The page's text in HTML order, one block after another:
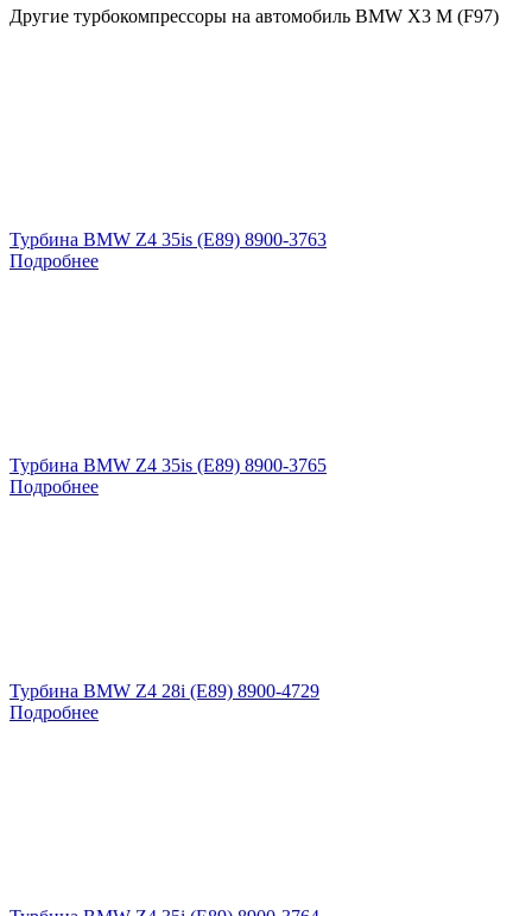
Другие турбокомпрессоры на автомобиль BMW X3 M (F97)
Турбина BMW Z4 35is (E89) 8900-3763
Подробнее
Турбина BMW Z4 35is (E89) 8900-3765
Подробнее
Турбина BMW Z4 28i (E89) 8900-4729
Подробнее